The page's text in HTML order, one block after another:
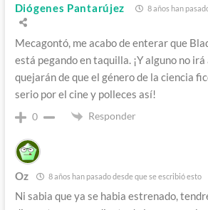
Diógenes Pantarújez 8 años han
Mecagontó, me acabo de enterar que
está pegando en taquilla. ¡Y alguno no
quejarán de que el género de la ciencia
serio por el cine y polleces así!
0 Responder
Oz 8 años han pasado desde que se escribió esto
Ni sabia que ya se habia estrenado,